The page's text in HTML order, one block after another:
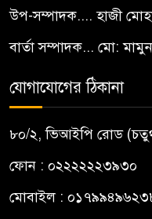
উপ-সম্পাদক.... হাজী
বার্তা সম্পাদক... মো:
যোগাযোগের ঠিকানা
৮০/২, ভিআইপি রোড
ফোন : ০২২২২২২৩৯৩০
মোবাইল :